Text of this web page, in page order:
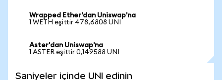
Wrapped Ether'dan Uniswap'na
1 WETH eşittir 478,6808 UNI
Aster'dan Uniswap'na
1 ASTER eşittir 0,149588 UNI
Saniyeler içinde UNI edinin